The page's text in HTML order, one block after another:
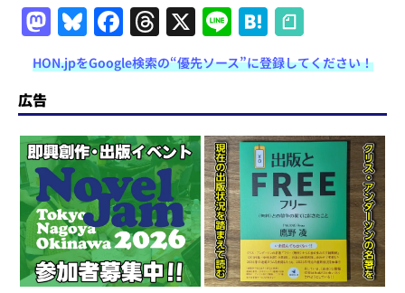
M
a
st
o
d
o
n
Bl
u
e
s
k
y
F
a
c
e
b
o
o
k
T
h
re
a
d
s
X Li
n
e
H
at
e
n
a
HON.jpをGoogle検索の“優先ソース”に登録してください！
広告